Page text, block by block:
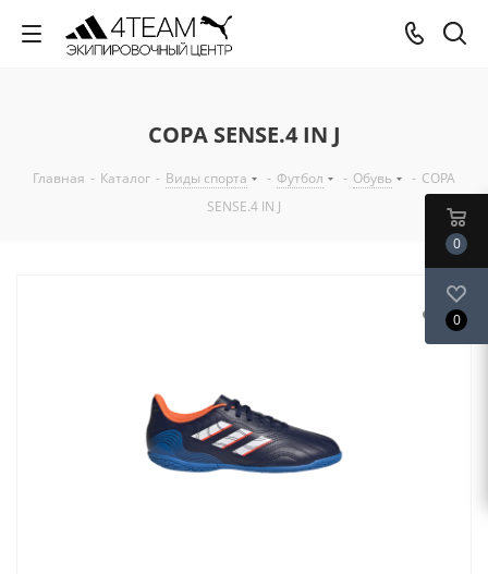
COPA SENSE.4 IN J
Главная - Каталог - Виды спорта - Футбол - Обувь - COPA
SENSE.4 IN J
0
0